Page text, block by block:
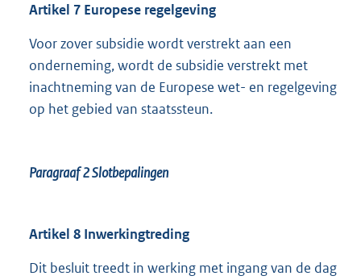
Artikel 7 Europese regelgeving
Voor zover subsidie wordt verstrekt aan een
onderneming, wordt de subsidie verstrekt met
inachtneming van de Europese wet- en regelgeving
op het gebied van staatssteun.
Paragraaf 2Slotbepalingen
Artikel 8 Inwerkingtreding
Dit besluit treedt in werking met ingang van de dag